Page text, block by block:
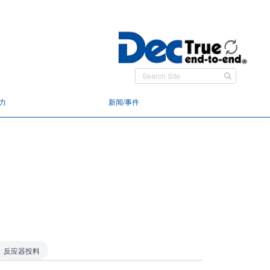
新闻/事件
反应器投料